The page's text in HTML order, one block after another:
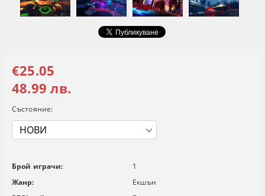
€25.05
48.99 лв.
Състояние:
Брой играчи:
1
Жанр:
Екшън